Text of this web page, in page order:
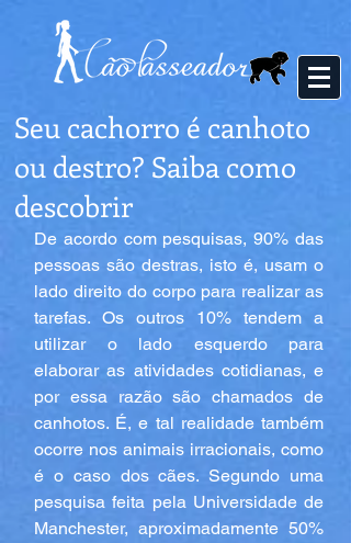
Seu cachorro é canhoto
ou destro? Saiba como
descobrir
De acordo com pesquisas, 90% das
pessoas são destras, isto é, usam o
lado direito do corpo para realizar as
tarefas. Os outros 10% tendem a
utilizar o lado esquerdo para
elaborar as atividades cotidianas, e
por essa razão são chamados de
canhotos. É, e tal realidade também
ocorre nos animais irracionais, como
é o caso dos cães. Segundo uma
pesquisa feita pela Universidade de
Manchester, aproximadamente 50%